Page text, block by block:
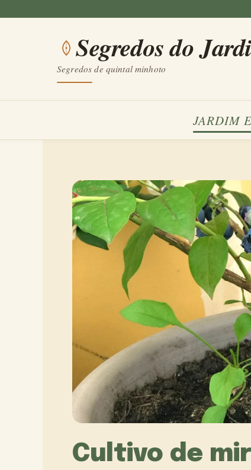
conteúdo
Segredos do
Segredos de quintal minhoto
JARDIM
Cultivo de